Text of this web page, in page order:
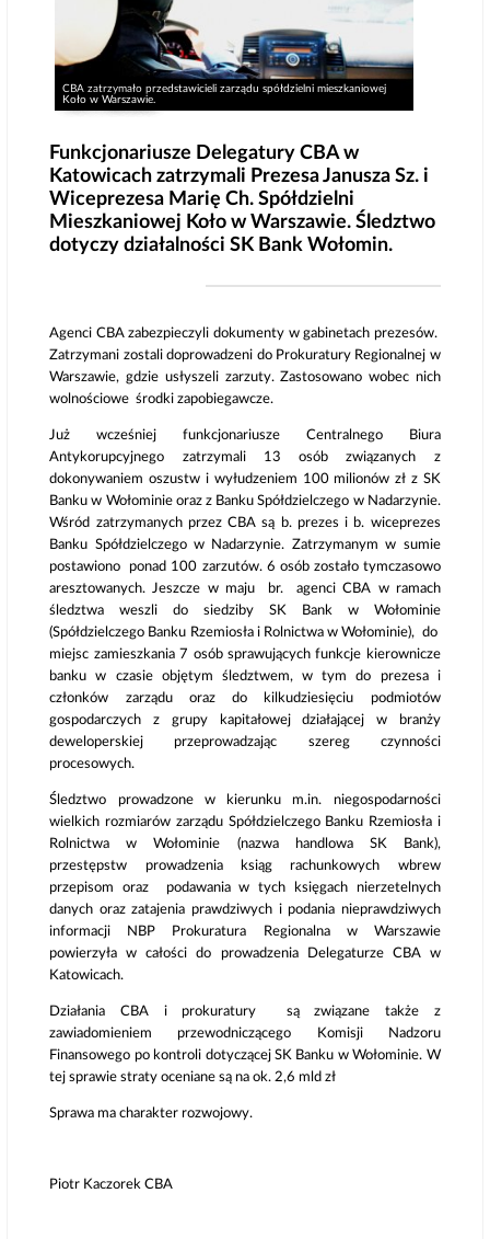
CBA zatrzymało przedstawicieli zarządu spółdzielni mieszkaniowej
Koło w Warszawie.
Funkcjonariusze Delegatury CBA w
Katowicach zatrzymali Prezesa Janusza Sz. i
Wiceprezesa Marię Ch. Spółdzielni
Mieszkaniowej Koło w Warszawie. Śledztwo
dotyczy działalności SK Bank Wołomin.
Agenci CBA zabezpieczyli dokumenty w gabinetach prezesów.
Zatrzymani zostali doprowadzeni do Prokuratury Regionalnej w
Warszawie, gdzie usłyszeli zarzuty. Zastosowano wobec nich
wolnościowe środki zapobiegawcze.
Już wcześniej funkcjonariusze Centralnego Biura
Antykorupcyjnego zatrzymali 13 osób związanych z
dokonywaniem oszustw i wyłudzeniem 100 milionów zł z SK
Banku w Wołominie oraz z Banku Spółdzielczego w Nadarzynie.
Wśród zatrzymanych przez CBA są b. prezes i b. wiceprezes
Banku Spółdzielczego w Nadarzynie. Zatrzymanym w sumie
postawiono ponad 100 zarzutów. 6 osób zostało tymczasowo
aresztowanych. Jeszcze w maju br. agenci CBA w ramach
śledztwa weszli do siedziby SK Bank w Wołominie
(Spółdzielczego Banku Rzemiosła i Rolnictwa w Wołominie), do
miejsc zamieszkania 7 osób sprawujących funkcje kierownicze
banku w czasie objętym śledztwem, w tym do prezesa i
członków zarządu oraz do kilkudziesięciu podmiotów
gospodarczych z grupy kapitałowej działającej w branży
deweloperskiej przeprowadzając szereg czynności
procesowych.
Śledztwo prowadzone w kierunku m.in. niegospodarności
wielkich rozmiarów zarządu Spółdzielczego Banku Rzemiosła i
Rolnictwa w Wołominie (nazwa handlowa SK Bank),
przestępstw prowadzenia ksiąg rachunkowych wbrew
przepisom oraz podawania w tych księgach nierzetelnych
danych oraz zatajenia prawdziwych i podania nieprawdziwych
informacji NBP Prokuratura Regionalna w Warszawie
powierzyła w całości do prowadzenia Delegaturze CBA w
Katowicach.
Działania CBA i prokuratury są związane także z
zawiadomieniem przewodniczącego Komisji Nadzoru
Finansowego po kontroli dotyczącej SK Banku w Wołominie. W
tej sprawie straty oceniane są na ok. 2,6 mld zł
Sprawa ma charakter rozwojowy.
Piotr Kaczorek CBA